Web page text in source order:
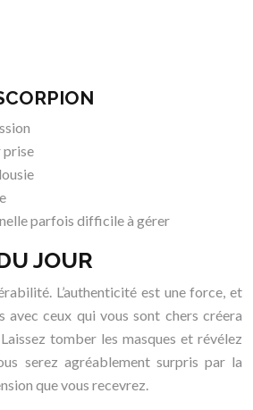
prise
parfois difficile à gérer
JOUR
L’authenticité est une force, et
avec ceux qui vous sont chers créera
tomber les masques et révélez
serez agréablement surpris par la
que vous recevrez.